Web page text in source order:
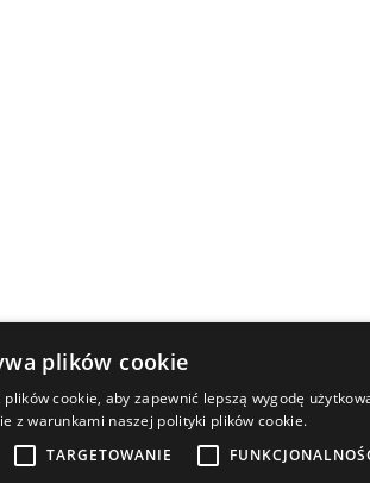
plików cookie
cookie, aby zapewnić lepszą wygodę
z warunkami naszej polityki plików cookie.
TARGETOWANIE